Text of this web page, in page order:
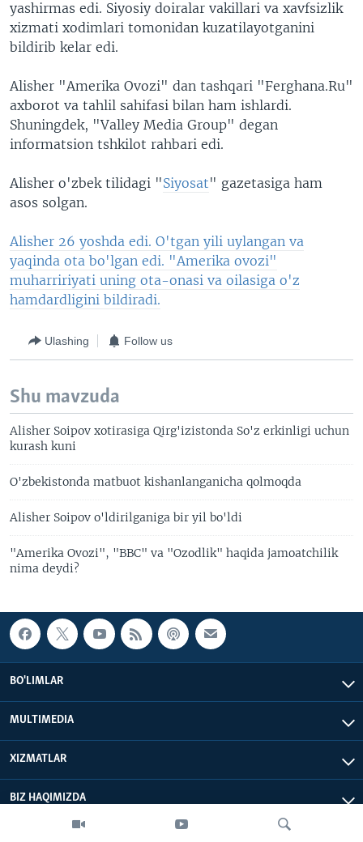
yashirmas edi. Siyosiy doiralar vakillari va xavfsizlik
xizmati xodimlari tomonidan kuzatilayotganini
bildirib kelar edi.
Alisher "Amerika Ovozi" dan tashqari "Ferghana.Ru"
axborot va tahlil sahifasi bilan ham ishlardi.
Shuningdek, "Valley Media Group" degan
informatsion tshkilot rahbari edi.
Alisher o'zbek tilidagi "Siyosat" gazetasiga ham
asos solgan.
Alisher 26 yoshda edi. O'tgan yili uylangan va
yaqinda ota bo'lgan edi. "Amerika ovozi"
muharririyati uning ota-onasi va oilasiga o'z
hamdardligini bildiradi.
Ulashing Follow us
Shu mavzuda
Alisher Soipov xotirasiga Qirg'izistonda So'z erkinligi uchun
kurash kuni
O'zbekistonda matbuot kishanlanganicha qolmoqda
Alisher Soipov o'ldirilganiga bir yil bo'ldi
"Amerika Ovozi", "BBC" va "Ozodlik" haqida jamoatchilik
nima deydi?
BO'LIMLAR
MULTIMEDIA
XIZMATLAR
BIZ HAQIMIZDA